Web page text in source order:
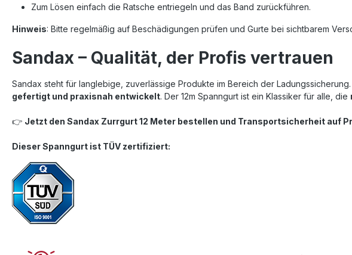
Zum Lösen einfach die Ratsche entriegeln und das Band zurückführen.
Hinweis: Bitte regelmäßig auf Beschädigungen prüfen und Gurte bei sichtbarem
Sandax – Qualität, der Profis vertrauen
Sandax steht für langlebige, zuverlässige Produkte im Bereich der Ladungssicherung.
gefertigt und praxisnah entwickelt. Der 12m Spanngurt ist ein Klassiker für alle, die
👉 Jetzt den Sandax Zurrgurt 12 Meter bestellen und Transportsicherheit auf
Dieser Spanngurt ist TÜV zertifiziert: